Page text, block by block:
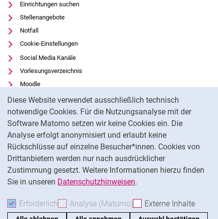
Diese Website verwendet ausschließlich technisch
notwendige Cookies. Für die Nutzungsanalyse mit der
Software Matomo setzen wir keine Cookies ein. Die
Analyse erfolgt anonymisiert und erlaubt keine
Rückschlüsse auf einzelne Besucher*innen. Cookies von
Drittanbietern werden nur nach ausdrücklicher
Zustimmung gesetzt. Weitere Informationen hierzu finden
Sie in unseren Datenschutzhinweisen.
Erforderlich Erforderliche Cookies akzeptieren
Analyse (Matomo) Analyse-Cookies
Externe Inhalte
Einrichtungen suchen
Stellenangebote
Notfall
Cookie-Einstellungen
Social Media Kanäle
Vorlesungsverzeichnis
Moodle
Panopto
Universitätsbibliothek
Datenschutz
Barrierefreiheit
Transparenter KI-Einsatz